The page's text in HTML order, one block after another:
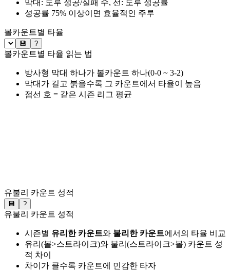
막대: 도루 성공/실패 수, 선: 도루 성공률
성공률 75% 이상이면 효율적인 주루
볼카운트별 타율
💾 ?
볼카운트별 타율 읽는 법
방사형 막대 하나가 볼카운트 하나(0-0 ~ 3-2)
막대가 길고 붉을수록 그 카운트에서 타율이 높음
점선 호 = 같은 시즌 리그 평균
유불리 카운트 성적
💾 ?
유불리 카운트 성적
시즌별 유리한 카운트와 불리한 카운트에서의 타율 비교
유리(볼>스트라이크)와 불리(스트라이크>볼) 카운트 성
적 차이
차이가 클수록 카운트에 민감한 타자